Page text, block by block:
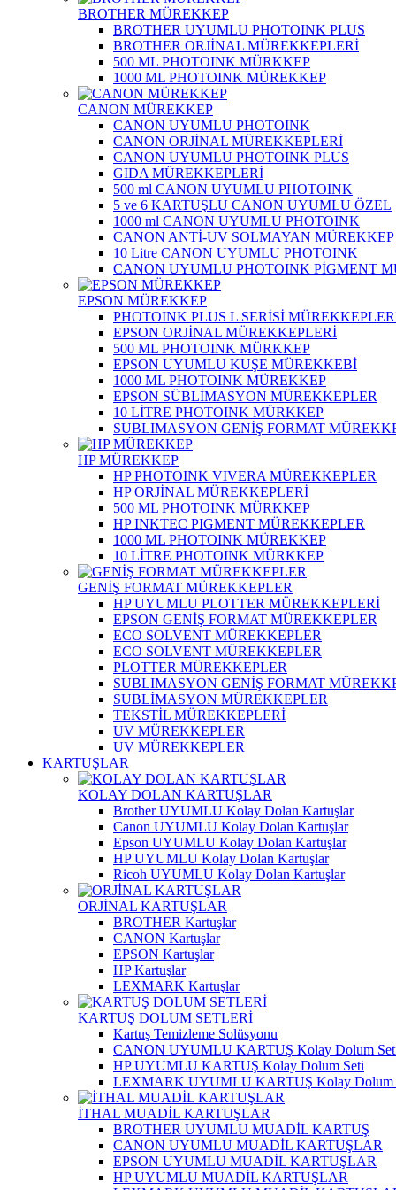
BROTHER MÜREKKEP
BROTHER UYUMLU PHOTOINK PLUS
BROTHER ORJİNAL MÜREKKEPLERİ
500 ML PHOTOINK MÜRKKEP
1000 ML PHOTOINK MÜREKKEP
CANON MÜREKKEP
CANON UYUMLU PHOTOINK
CANON ORJİNAL MÜREKKEPLERİ
CANON UYUMLU PHOTOINK PLUS
GIDA MÜREKKEPLERİ
500 ml CANON UYUMLU PHOTOINK
5 ve 6 KARTUŞLU CANON UYUMLU ÖZEL
1000 ml CANON UYUMLU PHOTOINK
CANON ANTİ-UV SOLMAYAN MÜREKKEP
10 Litre CANON UYUMLU PHOTOINK
CANON UYUMLU PHOTOINK PİGMENT
EPSON MÜREKKEP
PHOTOINK PLUS L SERİSİ
EPSON ORJİNAL MÜREKKEPLERİ
500 ML PHOTOINK MÜRKKEP
EPSON UYUMLU KUŞE MÜREKKEBİ
1000 ML PHOTOINK MÜREKKEP
EPSON SÜBLİMASYON MÜREKKEPLER
10 LİTRE PHOTOINK MÜRKKEP
SUBLIMASYON GENİŞ FORMAT
HP MÜREKKEP
HP PHOTOINK VIVERA MÜREKKEPLER
HP ORJİNAL MÜREKKEPLERİ
500 ML PHOTOINK MÜRKKEP
HP INKTEC PIGMENT MÜREKKEPLER
1000 ML PHOTOINK MÜREKKEP
10 LİTRE PHOTOINK MÜRKKEP
GENİŞ FORMAT MÜREKKEPLER
HP UYUMLU PLOTTER MÜREKKEPLERİ
EPSON GENİŞ FORMAT MÜREKKEPLER
ECO SOLVENT MÜREKKEPLER
ECO SOLVENT MÜREKKEPLER
PLOTTER MÜREKKEPLER
SUBLIMASYON GENİŞ FORMAT
SUBLİMASYON MÜREKKEPLER
TEKSTİL MÜREKKEPLERİ
UV MÜREKKEPLER
UV MÜREKKEPLER
KARTUŞLAR
KOLAY DOLAN KARTUŞLAR
Brother UYUMLU Kolay Dolan Kartuşlar
Canon UYUMLU Kolay Dolan Kartuşlar
Epson UYUMLU Kolay Dolan Kartuşlar
HP UYUMLU Kolay Dolan Kartuşlar
Ricoh UYUMLU Kolay Dolan Kartuşlar
ORJİNAL KARTUŞLAR
BROTHER Kartuşlar
CANON Kartuşlar
EPSON Kartuşlar
HP Kartuşlar
LEXMARK Kartuşlar
KARTUŞ DOLUM SETLERİ
Kartuş Temizleme Solüsyonu
CANON UYUMLU KARTUŞ Kolay Dolum
HP UYUMLU KARTUŞ Kolay Dolum Seti
LEXMARK UYUMLU KARTUŞ Kolay Dolum
İTHAL MUADİL KARTUŞLAR
BROTHER UYUMLU MUADİL KARTUŞ
CANON UYUMLU MUADİL KARTUŞLAR
EPSON UYUMLU MUADİL KARTUŞLAR
HP UYUMLU MUADİL KARTUŞLAR